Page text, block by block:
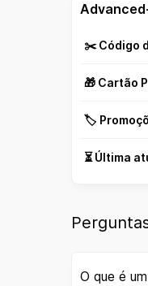
✂️ Código
🎁 Cartão
🏷️
⏳ Última
O que é